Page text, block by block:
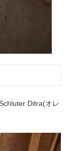
Ditra(オレ